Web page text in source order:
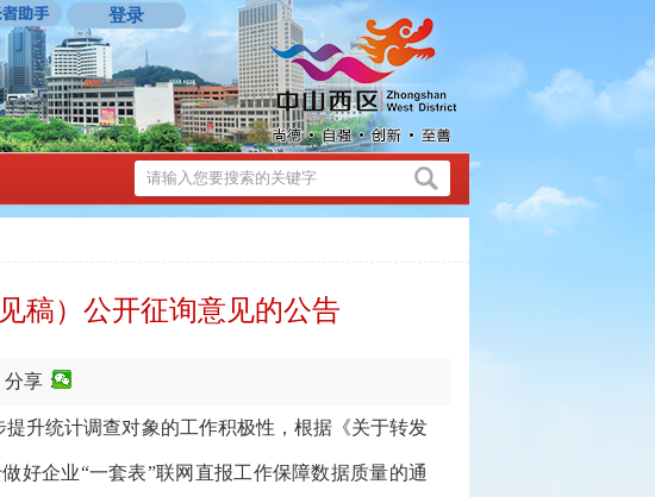
登录
稿）公开征询意见的公告
分享：
升统计调查对象的工作积极性，根据《关于转发
好企业“一套表”联网直报工作保障数据质量的通